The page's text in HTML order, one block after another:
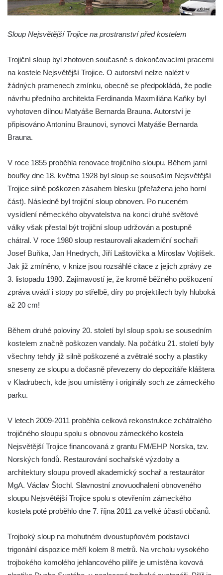
Sloup s kaplicí (boží muka) u Hvězdy
Orebem
Sloup Nejsvětější Trojice v Třebechovicích
pod Orebem
Sloup s kaplicí (boží muka) Kamenická
Nová Víska
Sloup svatého Floriana v Potštejně
Sloup Nejsvětější Trojice v Bakově nad
Jizerou
Sloup Panny Marie v Miletíně
Sloup Panny Marie v Lomnici nad Popelkou
Sloup Panny Marie v Novém Bydžově
Sloup (pilíř) Panny Marie v Jezvé
Sloup Panny Marie v Markvarticích
Sloup Panny Marie v Hodkovicích nad
Mohelkou
Sloup s kaplicí (boží muka) u silnice do
Sloup svatého Antonína Paduánského v
(Schönbach)
Boží muka v Hejnicích
Sloup Panny Marie v Hejnicích
Sloup (pilíř) svatého Jana Nepomuckého
na náměstí Svobody v Plané
Sloup svatého Jana Nepomuckého v Plané
Homo) v Krompachu
Sloup Panny Marie Bolestné v Chodové
Sloup Nejsvětější Trojice na prostranství před kostelem
Trojiční sloup byl zhotoven současně s dokončovacími pracemi
na kostele Nejsvětější Trojice. O autorství nelze nalézt v
žádných pramenech zmínku, obecně se předpokládá, že podle
návrhu předního architekta Ferdinanda Maxmiliána Kaňky byl
vyhotoven dílnou Matyáše Bernarda Brauna. Autorství je
připisováno Antonínu Braunovi, synovci Matyáše Bernarda
Brauna.
V roce 1855 proběhla renovace trojičního sloupu. Během jarní
bouřky dne 18. května 1928 byl sloup se sousoším Nejsvětější
Trojice silně poškozen zásahem blesku (přeřažena jeho horní
část). Následně byl trojiční sloup obnoven. Po nuceném
vysídlení německého obyvatelstva na konci druhé světové
války však přestal být trojiční sloup udržován a postupně
chátral. V roce 1980 sloup restaurovali akademiční sochaři
Josef Buňka, Jan Hnedrych, Jiří Laštovička a Miroslav Vojtíšek.
Jak již zmíněno, v knize jsou rozsáhlé citace z jejich zprávy ze
3. listopadu 1980. Zajímavostí je, že kromě běžného poškození
zpráva uvádí i stopy po střelbě, díry po projektilech byly hluboká
až 20 cm!
Během druhé poloviny 20. století byl sloup spolu se sousedním
kostelem značně poškozen vandaly. Na počátku 21. století byly
všechny tehdy již silně poškozené a zvětralé sochy a plastiky
sneseny ze sloupu a dočasně převezeny do depozitáře kláštera
v Kladrubech, kde jsou umístěny i originály soch ze zámeckého
parku.
V letech 2009-2011 proběhla celková rekonstrukce zchátralého
trojičného sloupu spolu s obnovou zámeckého kostela
Nejsvětější Trojice financovaná z grantu FM/EHP Norska, tzv.
Norských fondů. Restaurování sochařské výzdoby a
architektury sloupu provedl akademický sochař a restaurátor
MgA. Václav Štochl. Slavnostní znovuodhalení obnoveného
sloupu Nejsvětější Trojice spolu s otevřením zámeckého
kostela poté proběhlo dne 7. října 2011 za velké účasti občanů.
Trojboký sloup na mohutném dvoustupňovém podstavci
trigonální dispozice měří kolem 8 metrů. Na vrcholu vysokého
trojbokého komolého jehlancového pilíře je umístěna kovová